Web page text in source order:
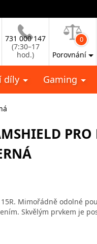
731 000 147
(7:30–17
hod.)
0
Porovnání
díly Gaming
PRO
Mimořádně odolné
Skvělým prvkem je